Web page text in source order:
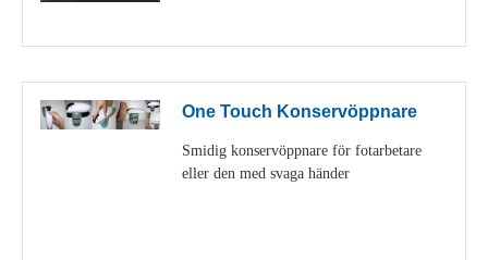
One Touch Konservöppnare
Smidig konservöppnare för fotarbetare
eller den med svaga händer